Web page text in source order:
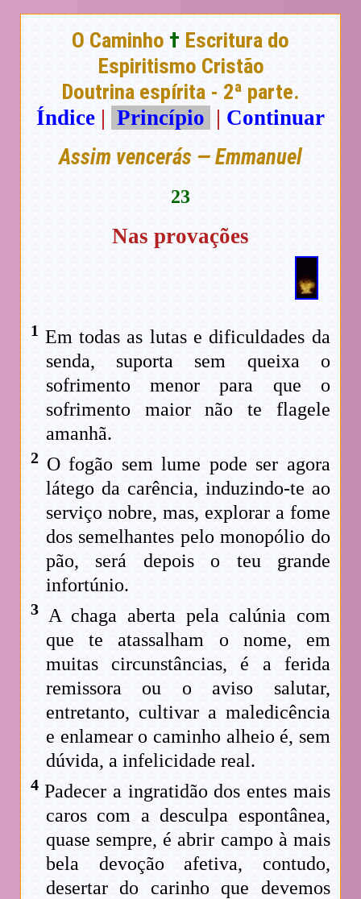
O Caminho † Escritura do
Espiritismo Cristão
Doutrina espírita - 2ª parte.
Índice | Princípio | Continuar
Assim vencerás — Emmanuel
23
Nas provações
1 Em todas as lutas e dificuldades da
senda, suporta sem queixa o
sofrimento menor para que o
sofrimento maior não te flagele
amanhã.
2 O fogão sem lume pode ser agora
látego da carência, induzindo-te ao
serviço nobre, mas, explorar a fome
dos semelhantes pelo monopólio do
pão, será depois o teu grande
infortúnio.
3
A chaga aberta pela calúnia com
que te atassalham o nome, em
muitas circunstâncias, é a ferida
remissora ou o aviso salutar,
entretanto, cultivar a maledicência
e enlamear o caminho alheio é, sem
dúvida, a infelicidade real.
4 Padecer a ingratidão dos entes mais
caros com a desculpa espontânea,
quase sempre, é abrir campo à mais
bela devoção afetiva, contudo,
desertar do carinho que devemos